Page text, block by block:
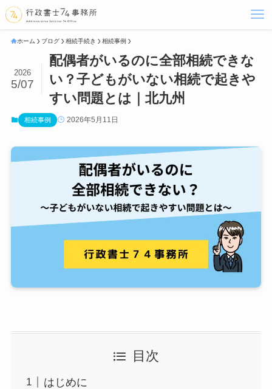
ホーム ブログ 相続手続き 相続事例
配偶者がいるのに全部相続できな
い？子どもがいない相続で起きや
すい問題とは｜北九州
2026
5/07
相続事例 2026年5月11日
目次
はじめに